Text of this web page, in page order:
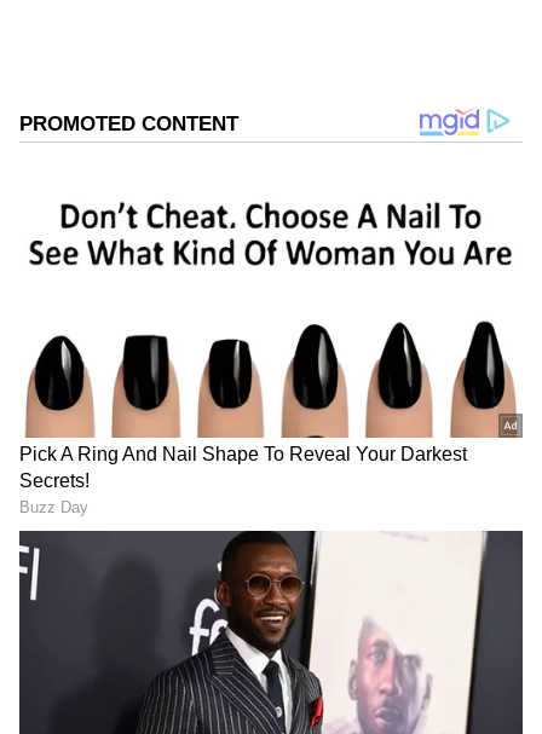
வசதியை மே 2026 கடைசி வாரத்தில்
ஆக காத்திருக்க வேண்டாம். நேரடியாக ATM
மெஷினில் பணத்தை
ஏசியாநெட் தமிழ்-ஐ உங்கள் முதன்மைத்
தேர்வாக்குங்கள்